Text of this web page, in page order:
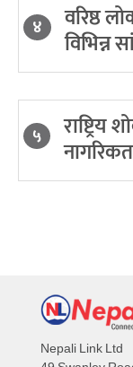
४ वरिष्ठ
विभिन्न
५
Nepali Link Ltd